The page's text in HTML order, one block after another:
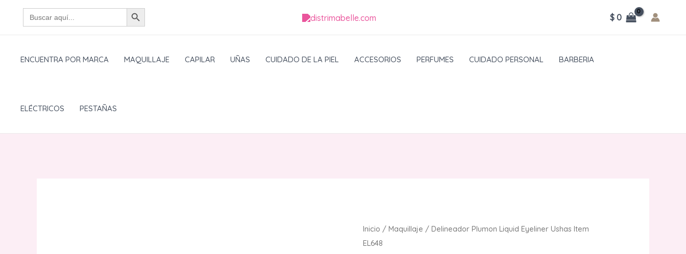
Buscar: BOTÓN DE BÚSQUEDA
$0
ENCUENTRA POR MARCA MAQUILLAJE CAPILAR UÑAS CUIDADO DE LA PIEL ACCESORIOS PERFUMES CUIDADO PERSONAL BARBERIA
ELÉCTRICOS PESTAÑAS
Inicio /Maquillaje / Delineador Plumon Liquid Eyeliner Ushas Item
EL648